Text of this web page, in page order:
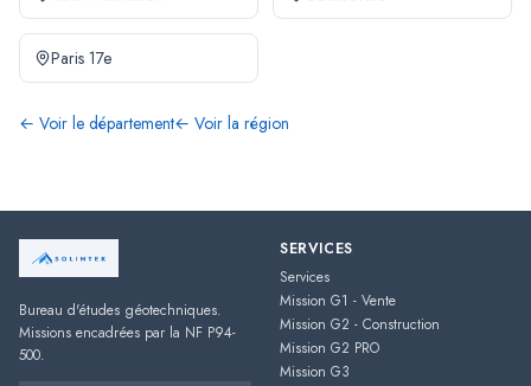
Paris 17e
← Voir le département← Voir la région
Bureau d'études géotechniques.
Missions encadrées par la NF P94-
500.
SERVICES
Services
Mission G1 - Vente
Mission G2 - Construction
Mission G2 PRO
Mission G3